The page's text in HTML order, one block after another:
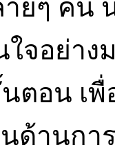
ยๆ คน
จอย่าง
ตอน เ
ด้านก